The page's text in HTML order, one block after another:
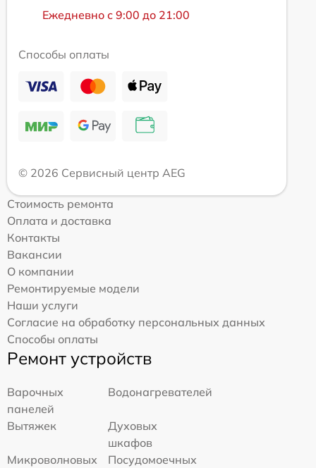
Ежедневно с 9:00 до 21:00
Способы оплаты
© 2026 Сервисный центр AEG
Стоимость ремонта
Оплата и доставка
Контакты
Вакансии
О компании
Ремонтируемые модели
Наши услуги
Согласие на обработку персональных данных
Способы оплаты
Ремонт устройств
Варочных
панелей
Водонагревателей
Вытяжек
Духовых
шкафов
Микроволновых
Посудомоечных